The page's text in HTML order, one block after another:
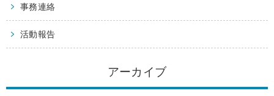
事務連絡
活動報告
アーカイブ